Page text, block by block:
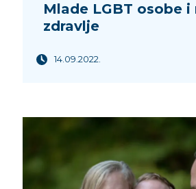
Mlade LGBT osobe
zdravlje
14.09.2022.